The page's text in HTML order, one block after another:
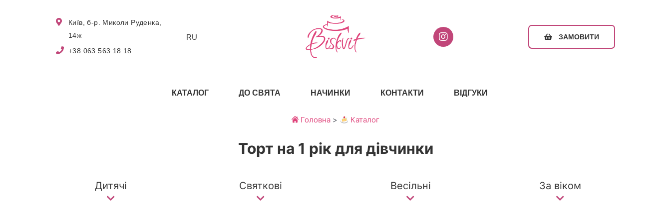
Київ, б-р. Миколи Руденка,
14ж
+38 063 563 18 18
RU ЗАМОВИТИ
КАТАЛОГ ДО СВЯТА НАЧИНКИ КОНТАКТИ ВІДГУКИ
Головна > Каталог
Торт на 1 рік для дівчинки
Дитячі Святкові Весільні За віком